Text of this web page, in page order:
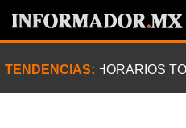
TENDENCIAS: HORARIOS